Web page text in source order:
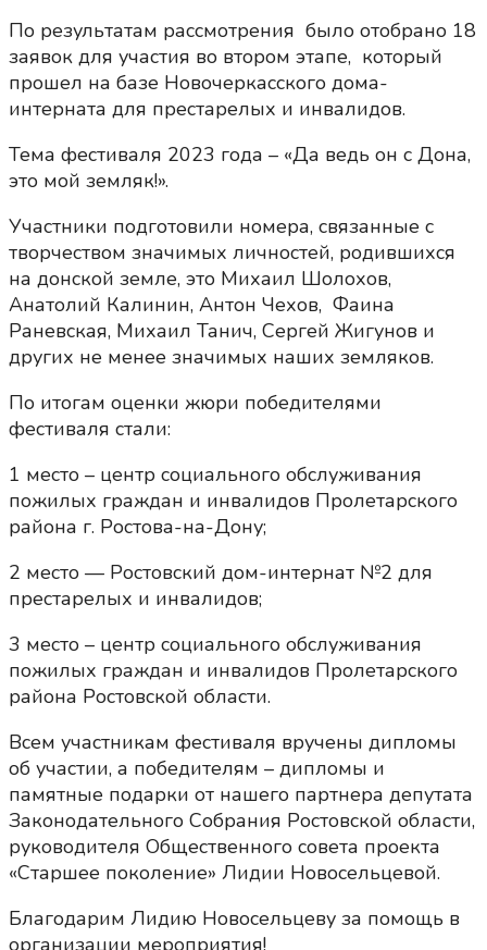
По результатам рассмотрения было отобрано 18
заявок для участия во втором этапе, который
прошел на базе Новочеркасского дома-
интерната для престарелых и инвалидов.
Тема фестиваля 2023 года – «Да ведь он с Дона,
это мой земляк!».
Участники подготовили номера, связанные с
творчеством значимых личностей, родившихся
на донской земле, это Михаил Шолохов,
Анатолий Калинин, Антон Чехов, Фаина
Раневская, Михаил Танич, Сергей Жигунов и
других не менее значимых наших земляков.
По итогам оценки жюри победителями
фестиваля стали:
1 место – центр социального обслуживания
пожилых граждан и инвалидов Пролетарского
района г. Ростова-на-Дону;
2 место — Ростовский дом-интернат №2 для
престарелых и инвалидов;
3 место – центр социального обслуживания
пожилых граждан и инвалидов Пролетарского
района Ростовской области.
Всем участникам фестиваля вручены дипломы
об участии, а победителям – дипломы и
памятные подарки от нашего партнера депутата
Законодательного Собрания Ростовской области,
руководителя Общественного совета проекта
«Старшее поколение» Лидии Новосельцевой.
Благодарим Лидию Новосельцеву за помощь в